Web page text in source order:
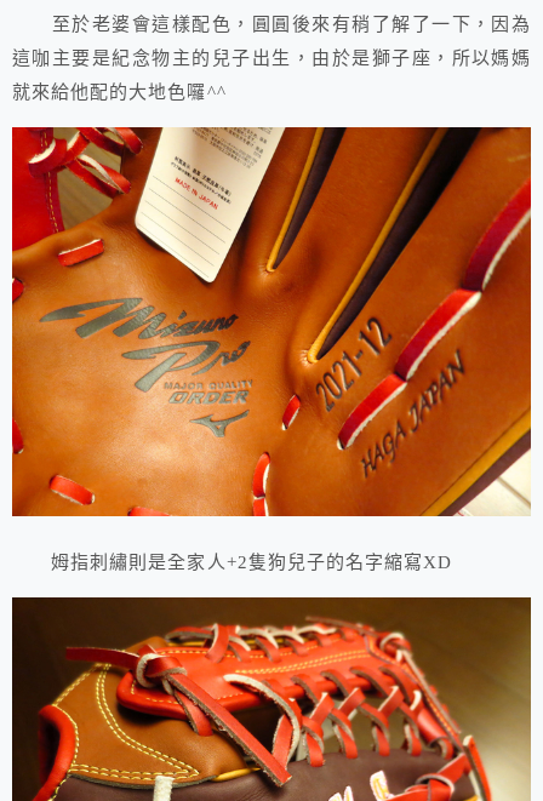
至於老婆會這樣配色，圓圓後來有稍了解了一下，因為
這咖主要是紀念物主的兒子出生，由於是獅子座，所以媽媽
就來給他配的大地色囉^^
姆指刺繡則是全家人+2隻狗兒子的名字縮寫XD